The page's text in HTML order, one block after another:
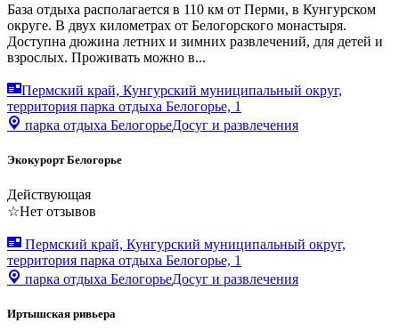
База отдыха располагается в 110 км от Перми, в Кунгурском
округе. В двух километрах от Белогорского монастыря.
Доступна дюжина летних и зимних развлечений, для детей и
взрослых. Проживать можно в...
Пермский край, Кунгурский муниципальный округ,
территория парка отдыха Белогорье, 1
парка отдыха БелогорьеДосуг и развлечения
Экокурорт Белогорье
Действующая
☆Нет отзывов
Пермский край, Кунгурский муниципальный округ,
территория парка отдыха Белогорье, 1
парка отдыха БелогорьеДосуг и развлечения
Иртышская ривьера